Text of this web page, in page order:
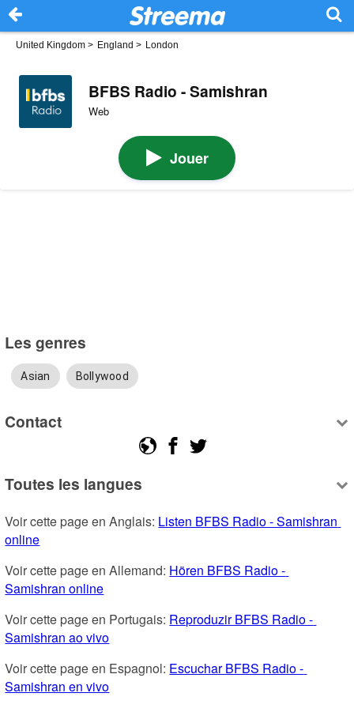
United Kingdom > England > London
BFBS Radio - Samishran
Web
Jouer
Les genres
Asian Bollywood
Contact
Toutes les langues
Voir cette page en Anglais: Listen BFBS Radio - Samishran
online
Voir cette page en Allemand: Hören BFBS Radio -
Samishran online
Voir cette page en Portugais: Reproduzir BFBS Radio -
Samishran ao vivo
Voir cette page en Espagnol: Escuchar BFBS Radio -
Samishran en vivo